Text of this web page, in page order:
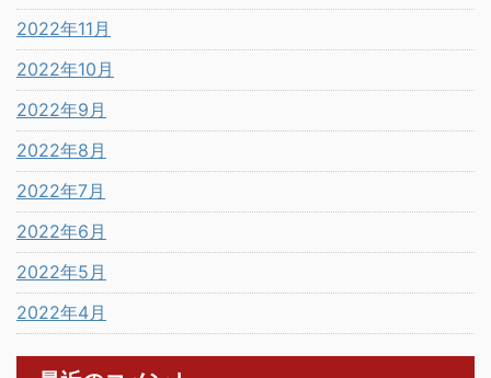
2022年11月
2022年10月
2022年9月
2022年8月
2022年7月
2022年6月
2022年5月
2022年4月